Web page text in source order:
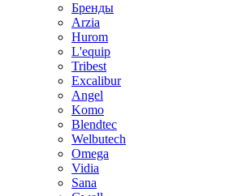
Бренды
Arzia
Hurom
L'equip
Tribest
Excalibur
Angel
Komo
Blendtec
Welbutech
Omega
Vidia
Sana